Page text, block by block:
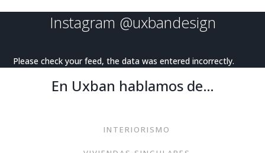
Instagram @uxbandesign
Please check your feed, the data was entered incorrectly.
En Uxban hablamos de…
INTERIORISMO